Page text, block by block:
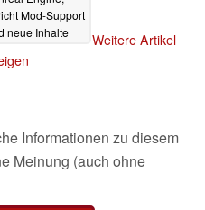
Mod-Support
neue Inhalte
Weitere Artikel
Informationen zu diesem
Meinung (auch ohne